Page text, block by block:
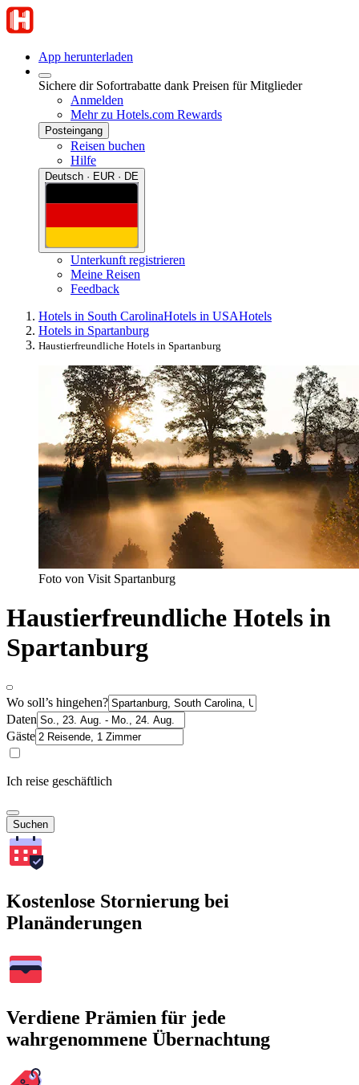
App herunterladen
Sichere dir Sofortrabatte dank Preisen für Mitglieder
Anmelden
Mehr zu Hotels.com Rewards
Posteingang
Reisen buchen
Hilfe
Deutsch · EUR · DE
Unterkunft registrieren
Meine Reisen
Feedback
Hotels in South CarolinaHotels in USAHotels
Hotels in Spartanburg
Haustierfreundliche Hotels in Spartanburg
Foto von Visit Spartanburg
Haustierfreundliche Hotels in
Spartanburg
Wo soll’s hingehen?
Daten
Gäste
Ich reise geschäftlich
Suchen
Kostenlose Stornierung bei
Planänderungen
Verdiene Prämien für jede
wahrgenommene Übernachtung